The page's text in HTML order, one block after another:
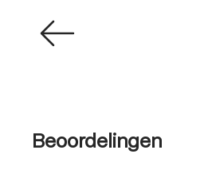
Beoordelingen